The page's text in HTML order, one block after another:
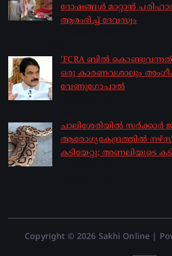
ദോഷങ്ങൾ മാറ്റാൻ
ആരംഭിച്ച് ദേവസ്വം
‘FCRA ബിൽ
ഒരു കാരണവശാലും
വേണു​ഗോപാൽ
ചാലിശേരിയില്‍ സര്‍ക്കാര്‍
ആരോഗ്യകേന്ദ്രത്തില്‍
കടിയേറ്റു; അണലിയുടെ
Copyright © 2026 Sakhi Online |